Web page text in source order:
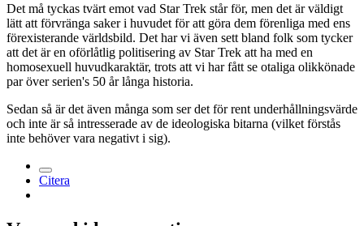
Det må tyckas tvärt emot vad Star Trek står för, men det är väldigt
lätt att förvränga saker i huvudet för att göra dem förenliga med ens
förexisterande världsbild. Det har vi även sett bland folk som tycker
att det är en oförlåtlig politisering av Star Trek att ha med en
homosexuell huvudkaraktär, trots att vi har fått se otaliga olikkönade
par över serien's 50 år långa historia.
Sedan så är det även många som ser det för rent underhållningsvärde
och inte är så intresserade av de ideologiska bitarna (vilket förstås
inte behöver vara negativt i sig).
Citera